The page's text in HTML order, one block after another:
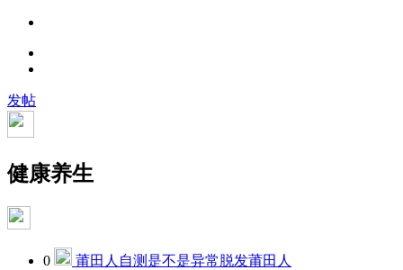
发帖
健康养生
0 莆田人自测是不是异常脱发莆田人